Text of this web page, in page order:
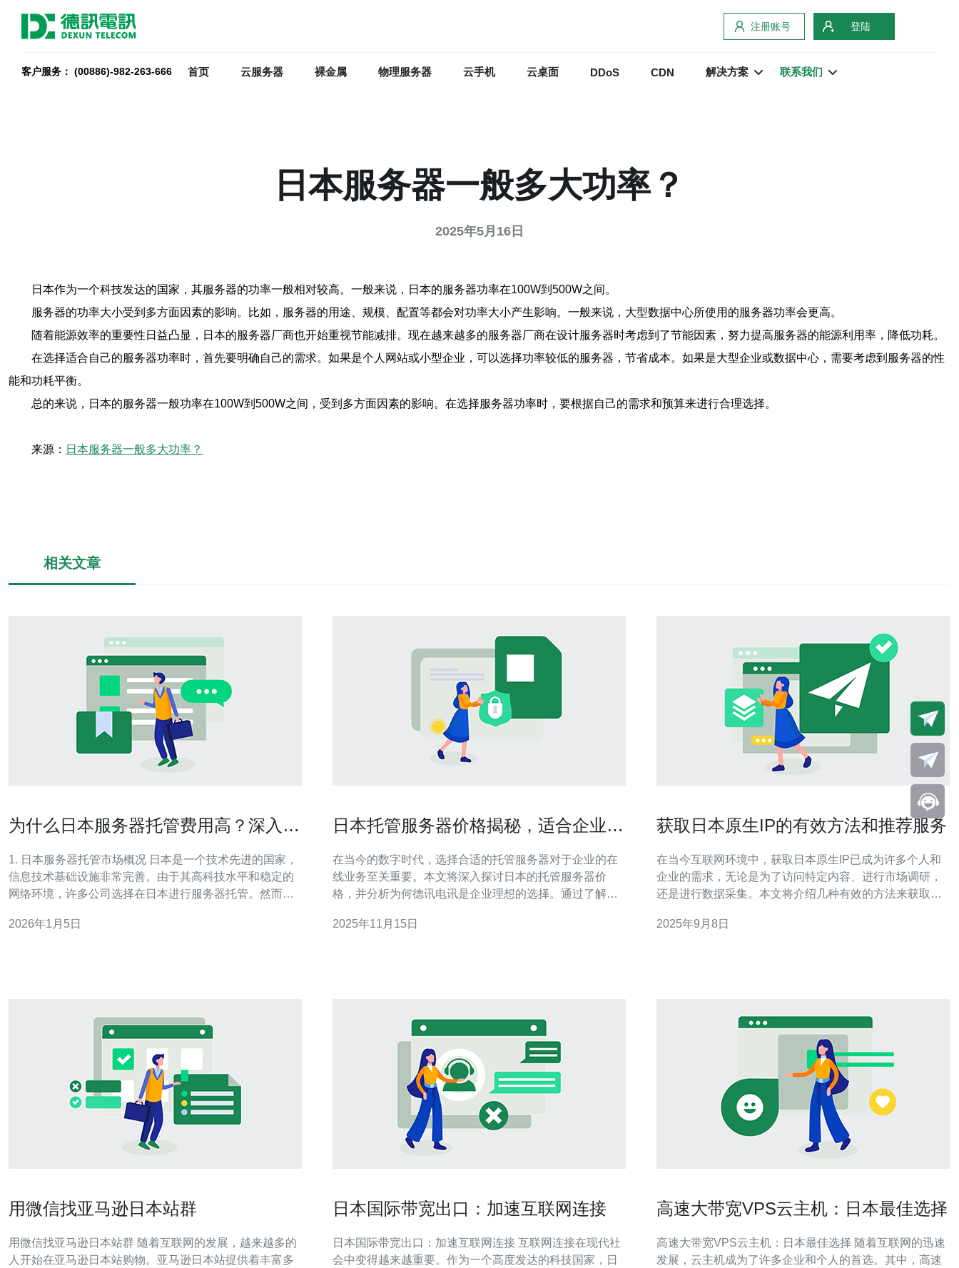
注册账号 登陆
客户服务： (00886)-982-263-666 首页 云服务器 裸金属 物理服务器 云手机 云桌面 DDoS CDN 解决方案 联系我们
日本服务器一般多大功率？
2025年5月16日
日本作为一个科技发达的国家，其服务器的功率一般相对较高。一般来说，日本的服务器功率在100W到500W之间。
服务器的功率大小受到多方面因素的影响。比如，服务器的用途、规模、配置等都会对功率大小产生影响。一般来说，大型数据中心所使用的服务器功率会更高。
随着能源效率的重要性日益凸显，日本的服务器厂商也开始重视节能减排。现在越来越多的服务器厂商在设计服务器时考虑到了节能因素，努力提高服务器的能源利用率，降低功耗。
在选择适合自己的服务器功率时，首先要明确自己的需求。如果是个人网站或小型企业，可以选择功率较低的服务器，节省成本。如果是大型企业或数据中心，需要考虑到服务器的性
能和功耗平衡。
总的来说，日本的服务器一般功率在100W到500W之间，受到多方面因素的影响。在选择服务器功率时，要根据自己的需求和预算来进行合理选择。
来源： 日本服务器一般多大功率？
相关文章
为什么日本服务器托管费用高？深入分
1. 日本服务器托管市场概况 日本是一个技术先进的国家，
信息技术基础设施非常完善。由于其高科技水平和稳定的
网络环境，许多公司选择在日本进行服务器托管。然而，
注。 近年来，随着云计算和大数据的兴起，越来越多的企
2026年1月5日
日本托管服务器价格揭秘，适合企业的
在当今的数字时代，选择合适的托管服务器对于企业的在
线业务至关重要。本文将深入探讨日本的托管服务器价
格，并分析为何德讯电讯是企业理想的选择。通过了解不
以更有效地进行投资和规划。 什么是托管服务器？ 托管服
2025年11月15日
获取日本原生IP的有效方法和推荐服务
在当今互联网环境中，获取日本原生IP已成为许多个人和
企业的需求，无论是为了访问特定内容、进行市场调研，
还是进行数据采集。本文将介绍几种有效的方法来获取日
解原生IP的重要性 首先，我们需要了解原生IP的概念。原
2025年9月8日
用微信找亚马逊日本站群
用微信找亚马逊日本站群 随着互联网的发展，越来越多的
人开始在亚马逊日本站购物。亚马逊日本站提供着丰富多
日本国际带宽出口：加速互联网连接
日本国际带宽出口：加速互联网连接 互联网连接在现代社
会中变得越来越重要。作为一个高度发达的科技国家，日
高速大带宽VPS云主机：日本最佳选择
高速大带宽VPS云主机：日本最佳选择 随着互联网的迅速
发展，云主机成为了许多企业和个人的首选。其中，高速